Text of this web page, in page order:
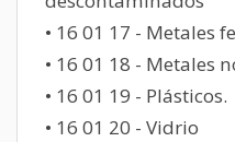
• 16 01 17 - Metales
• 16 01 18 - Metales
• 16 01 19 - Plásticos.
• 16 01 20 - Vidrio